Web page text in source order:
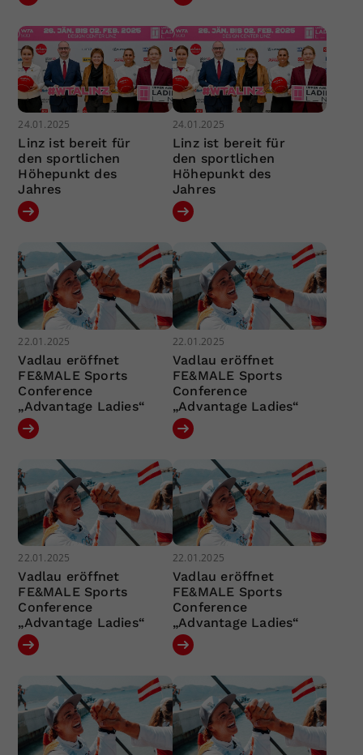
24.01.2025
Linz ist bereit für
den sportlichen
Höhepunkt des
Jahres
24.01.2025
Linz ist bereit für
den sportlichen
Höhepunkt des
Jahres
22.01.2025
Vadlau eröffnet
FE&MALE Sports
Conference
„Advantage Ladies“
22.01.2025
Vadlau eröffnet
FE&MALE Sports
Conference
„Advantage Ladies“
22.01.2025
Vadlau eröffnet
FE&MALE Sports
Conference
„Advantage Ladies“
22.01.2025
Vadlau eröffnet
FE&MALE Sports
Conference
„Advantage Ladies“